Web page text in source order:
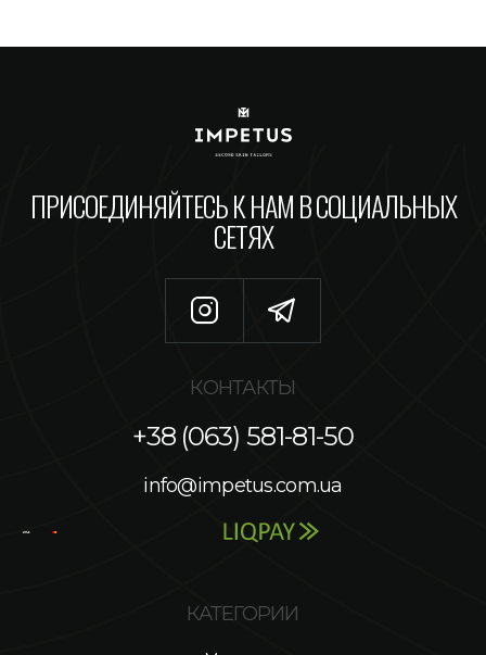
ПРИСОЕДИНЯЙТЕСЬ К НАМ В СОЦИАЛЬНЫХ
СЕТЯХ
КОНТАКТЫ
+38 (063) 581-81-50
info@impetus.com.ua
КАТЕГОРИИ